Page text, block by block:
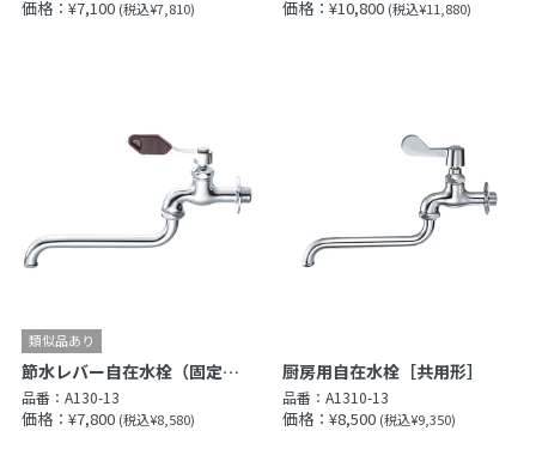
価格：¥7,100 (税込¥7,810) 価格：¥10,800 (税込¥11,880)
節水レバー自在水栓（固定コマ仕様）［共用形］
品番： A130-13
価格：¥7,800 (税込¥8,580)
厨房用自在水栓［共用形］
品番：A1310-13
価格：¥8,500 (税込¥9,350)